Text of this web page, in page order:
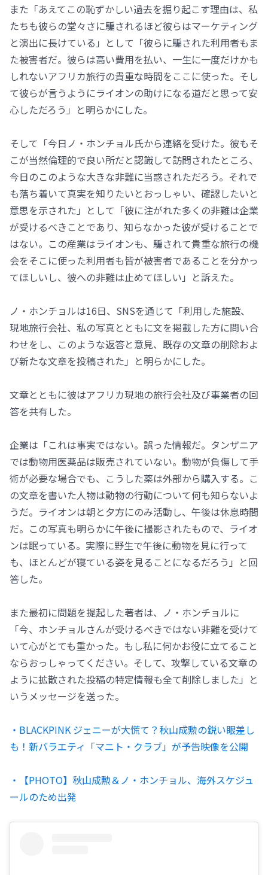
また「あえてこの恥ずかしい過去を掘り起こす理由は、私
たちも彼らの堂々さに騙されるほど彼らはマーケティング
と演出に長けている」として「彼らに騙された利用者もま
た被害者だ。彼らは高い費用を払い、一生に一度だけかも
しれないアフリカ旅行の貴重な時間をここに使った。そし
て彼らが言うようにライオンの助けになる道だと思って安
心しただろう」と明らかにした。
そして「今日ノ・ホンチョル氏から連絡を受けた。彼もそ
こが当然倫理的で良い所だと認識して訪問されたところ、
今日のこのような大きな非難に当惑されただろう。それで
も落ち着いて真実を知りたいとおっしゃい、確認したいと
意思を示された」として「彼に注がれた多くの非難は企業
が受けるべきことであり、知らなかった彼が受けることで
はない。この産業はライオンも、騙されて貴重な旅行の機
会をそこに使った利用者も皆が被害者であることを分かっ
てほしいし、彼への非難は止めてほしい」と訴えた。
ノ・ホンチョルは16日、SNSを通じて「利用した施設、
現地旅行会社、私の写真とともに文を掲載した方に問い合
わせをし、このような返答と意見、既存の文章の削除およ
び新たな文章を投稿された」と明らかにした。
文章とともに彼はアフリカ現地の旅行会社及び事業者の回
答を共有した。
企業は「これは事実ではない。誤った情報だ。タンザニア
では動物用医薬品は販売されていない。動物が負傷して手
術が必要な場合でも、こうした薬は外部から購入する。こ
の文章を書いた人物は動物の行動について何も知らないよ
うだ。ライオンは朝と夕方にのみ活動し、午後は休息時間
だ。この写真も明らかに午後に撮影されたもので、ライオ
ンは眠っている。実際に野生で午後に動物を見に行って
も、ほとんどが寝ている姿を見ることになるだろう」と回
答した。
また最初に問題を提起した著者は、ノ・ホンチョルに
「今、ホンチョルさんが受けるべきではない非難を受けて
いて心がとても重かった。もし私に何かお役に立てること
ならおっしゃってください。そして、攻撃している文章の
ように拡散された投稿の特定情報も全て削除しました」と
いうメッセージを送った。
・BLACKPINK ジェニーが大慌て？秋山成勲の鋭い眼差し
も！新バラエティ「マニト・クラブ」が予告映像を公開
・【PHOTO】秋山成勲＆ノ・ホンチョル、海外スケジュ
ールのため出発